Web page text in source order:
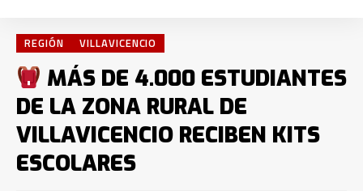
REGIÓN VILLAVICENCIO
MÁS DE 4.000 ESTUDIANTES
DE LA ZONA RURAL DE
VILLAVICENCIO RECIBEN KITS
ESCOLARES